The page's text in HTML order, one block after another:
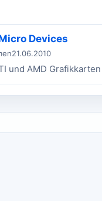
Devices
21.06.2010
und AMD Grafikkarten